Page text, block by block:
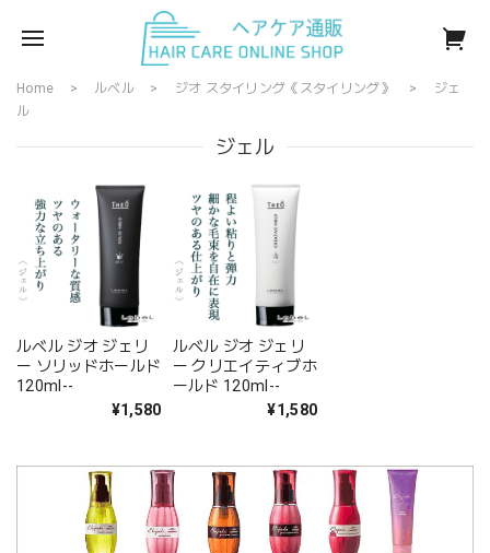
Home ルベル ジオ スタイリング《スタイリング》
ジェ
ル
ジェル
ルベル ジオ ジェリ
ー ソリッドホールド
120ml--
¥1,580
ルベル ジオ ジェリ
ー クリエイティブホ
ールド 120ml--
¥1,580